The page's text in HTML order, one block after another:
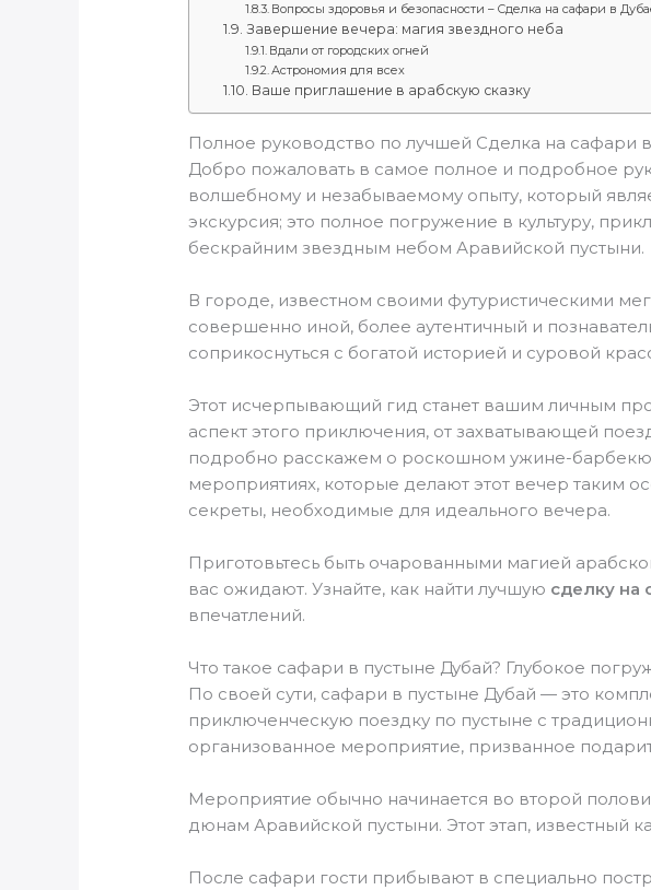
Вопросы здоровья и безопасности – Сделка на сафари в
Завершение вечера: магия звездного неба
Вдали от городских огней
Астрономия для всех
Ваше приглашение в арабскую сказку
Полное руководство по лучшей Сделка на
Добро пожаловать в самое полное и подробное
волшебному и незабываемому опыту, который
экскурсия; это полное погружение в культуру,
бескрайним звездным небом Аравийской пустыни.
В городе, известном своими футуристическими
совершенно иной, более аутентичный и
соприкоснуться с богатой историей и суровой
Этот исчерпывающий гид станет вашим личным
аспект этого приключения, от захватывающей
подробно расскажем о роскошном ужине-
мероприятиях, которые делают этот вечер таким
секреты, необходимые для идеального вечера.
Приготовьтесь быть очарованными магией
вас ожидают. Узнайте, как найти лучшую сделку на
впечатлений.
Что такое сафари в пустыне Дубай? Глубокое
По своей сути, сафари в пустыне Дубай — это
приключенческую поездку по пустыне с
организованное мероприятие, призванное
Мероприятие обычно начинается во второй
дюнам Аравийской пустыни. Этот этап, известный
После сафари гости прибывают в специально